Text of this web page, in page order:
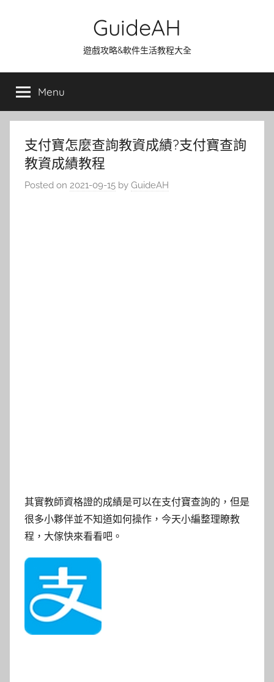
GuideAH
遊戲攻略&軟件生活教程大全
Menu
支付寶怎麼查詢教資成績?支付寶查詢
教資成績教程
Posted on 2021-09-15 by GuideAH
其實教師資格證的成績是可以在支付寶查詢的，但是
很多小夥伴並不知道如何操作，今天小編整理瞭教
程，大傢快來看看吧。